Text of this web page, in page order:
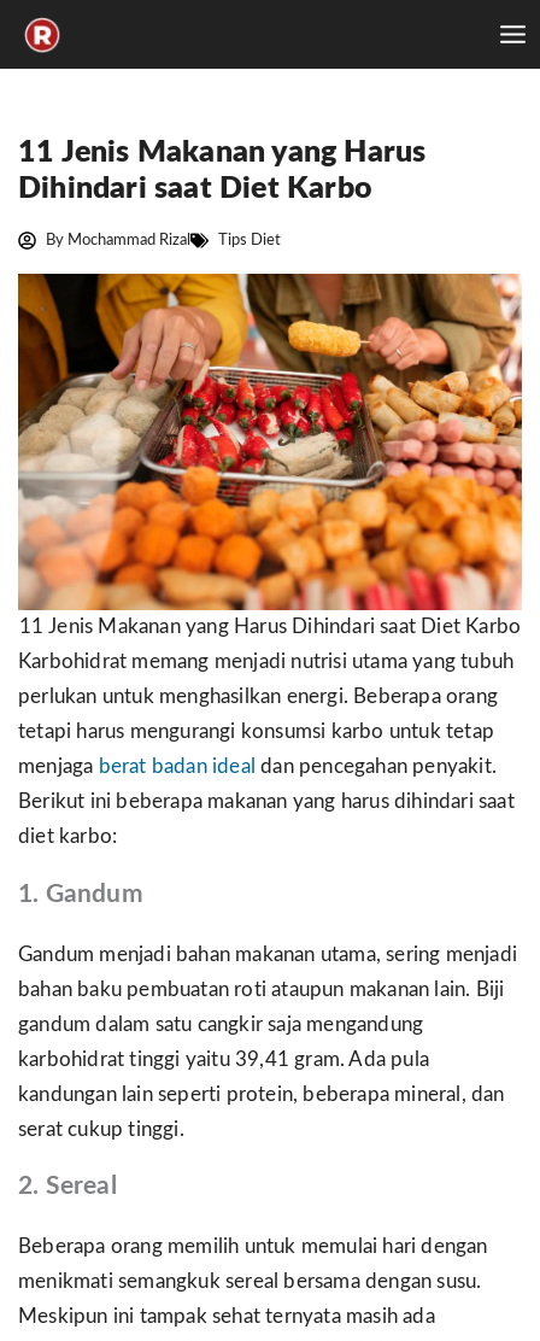
content
11 Jenis Makanan yang Harus
Dihindari saat Diet Karbo
By Mochammad Rizal Tips Diet
11 Jenis Makanan yang Harus Dihindari saat Diet Karbo
Karbohidrat memang menjadi nutrisi utama yang tubuh
perlukan untuk menghasilkan energi. Beberapa orang
tetapi harus mengurangi konsumsi karbo untuk tetap
menjaga berat badan ideal dan pencegahan penyakit.
Berikut ini beberapa makanan yang harus dihindari saat
diet karbo:
1. Gandum
Gandum menjadi bahan makanan utama, sering menjadi
bahan baku pembuatan roti ataupun makanan lain. Biji
gandum dalam satu cangkir saja mengandung
karbohidrat tinggi yaitu 39,41 gram. Ada pula
kandungan lain seperti protein, beberapa mineral, dan
serat cukup tinggi.
2. Sereal
Beberapa orang memilih untuk memulai hari dengan
menikmati semangkuk sereal bersama dengan susu.
Meskipun ini tampak sehat ternyata masih ada